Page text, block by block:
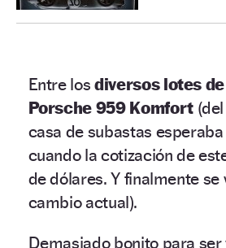
Entre los diversos lotes
Porsche 959 Komfort(del
casa de subastas
cuando la cotización de
de dólares. Y finalmente
cambio actual).
Demasiado bonito para